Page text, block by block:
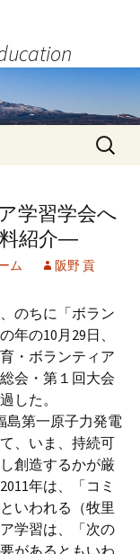
検
索:
学習学会へ
紹介―
ム 阪野 貢
のちに「ボラン
年の10月29日、
・ボランティア
会・第１回大会
した。
島第一原子力発電
、いま、持続可
創造するかが厳
年は、「コミ
いわれる（牧里
学習は、「次の